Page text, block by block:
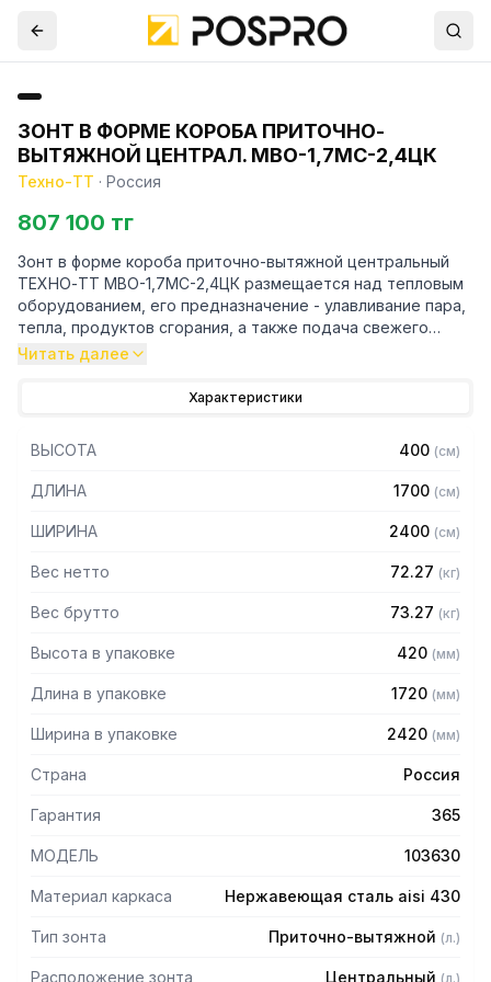
ЗОНТ В ФОРМЕ КОРОБА ПРИТОЧНО-
ВЫТЯЖНОЙ ЦЕНТРАЛ. МВО-1,7МС-2,4ЦК
Техно-ТТ · Россия
807 100 тг
Зонт в форме короба приточно-вытяжной центральный
ТЕХНО-ТТ МВО-1,7МС-2,4ЦК размещается над тепловым
оборудованием, его предназначение - улавливание пара,
тепла, продуктов сгорания, а также подача свежего
воздуха, что благоприятно сказывается на микроклимате
предметах мебели и кухонной утвари. Поэтому это
оборудование формирует микроклимат в помещении и
защищает сотрудников горячего цеха.
— Бескаркасный
0,8мм
— Поставляется в собранном виде
Читать далее
Характеристики
ВЫСОТА 400 (см)
ДЛИНА 1700 (см)
ШИРИНА 2400 (см)
Вес нетто 72.27 (кг)
Вес брутто 73.27 (кг)
Высота в упаковке 420 (мм)
Длина в упаковке 1720 (мм)
Ширина в упаковке 2420 (мм)
Страна Россия
Гарантия 365
МОДЕЛЬ 103630
Материал каркаса Нержавеющая сталь aisi 430
Тип зонта Приточно-вытяжной (л.)
Расположение зонта Центральный (л.)